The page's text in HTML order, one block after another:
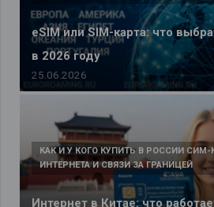
eSIM или SIM-карта: что
в 2026 году
25.06.2026
Интернет в Китае: что
КАК И У КОГО КУПИТЬ В РОССИИ
ИНТЕРНЕТА И СВЯЗИ ЗА ГРАНИЦЕЙ